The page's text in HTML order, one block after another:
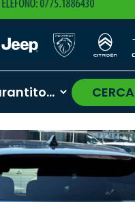
CERCA